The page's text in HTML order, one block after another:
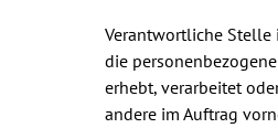
Verantwortliche Stelle
die
erhebt, verarbeitet
andere im Auftrag